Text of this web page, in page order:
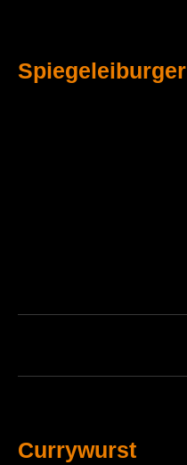
Spiegeleiburger
Currywurst